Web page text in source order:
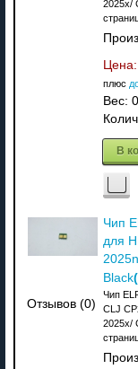
2025x/
Цена:
плюс
Вес:
В
Отзывов (0)
Чип
для
Black
Чип
CLJ
2025x/